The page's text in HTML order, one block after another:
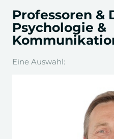
Professoren &
Psychologie &
Eine Auswahl: